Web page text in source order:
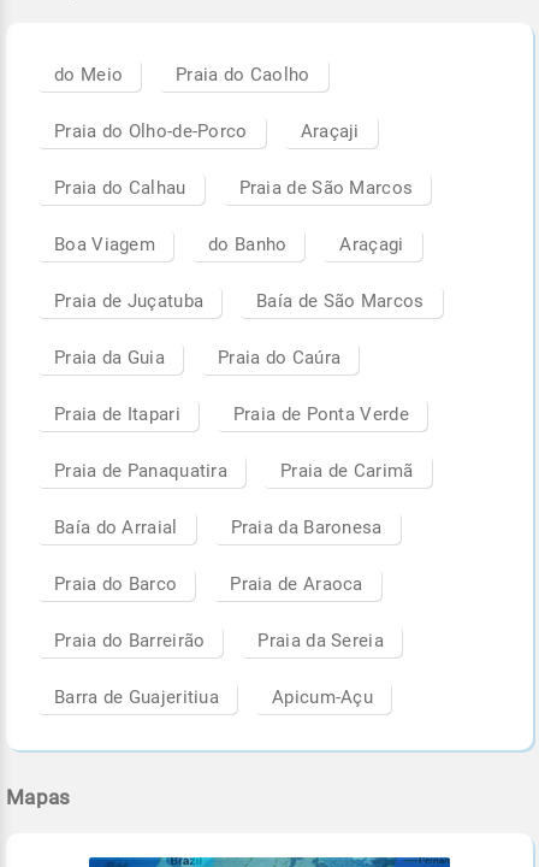
do Meio Praia do Caolho
Praia do Olho-de-Porco Araçaji
Praia do Calhau Praia de São Marcos
Boa Viagem do Banho Araçagi
Praia de Juçatuba Baía de São Marcos
Praia da Guia Praia do Caúra
Praia de Itapari Praia de Ponta Verde
Praia de Panaquatira Praia de Carimã
Baía do Arraial Praia da Baronesa
Praia do Barco Praia de Araoca
Praia do Barreirão Praia da Sereia
Barra de Guajeritiua Apicum-Açu
Mapas